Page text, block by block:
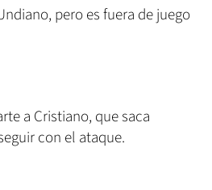
pero es fuera de juego
a Cristiano, que saca
con el ataque.